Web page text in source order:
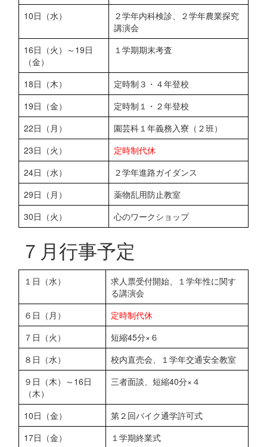
10日（水）
２学年内科検診、２学年農業探究
講演会
16日（火）～19日
（金）
１学期期末考査
18日（木）
定時制３・４年登校
19日（金）
定時制１・２年登校
22日（月）
園芸科１年義務入寮（２班）
23日（火）
定時制代休
24日（水）
２学年進路ガイダンス
29日（月）
薬物乱用防止教室
30日（火）
心のワークショップ
７月行事予定
１日（水）
求人票受付開始、１学年性に関す
る講演会
６日（月）
定時制代休
７日（火）
短縮45分×６
８日（水）
校内直売会、１学年交通安全教室
９日（木）～16日
（木）
三者面談、短縮40分×４
10日（金）
第２回バイク通学許可式
17日（金）
１学期終業式